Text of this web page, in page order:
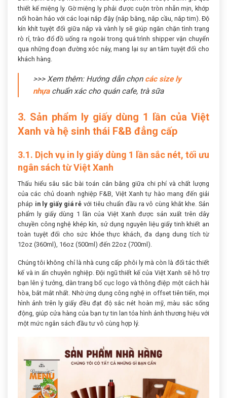
thiết kế miệng ly. Gờ miệng ly phải được cuộn tròn nhẵn mịn, khớp
nối hoàn hảo với các loại nắp đậy (nắp bằng, nắp cầu, nắp tim). Độ
kín khít tuyệt đối giữa nắp và vành ly sẽ giúp ngăn chặn tình trạng
rò rỉ, trào đổ đồ uống ra ngoài trong quá trình shipper vận chuyển
qua những đoạn đường xóc nảy, mang lại sự an tâm tuyệt đối cho
khách hàng.
>>> Xem thêm: Hướng dẫn chọn các size ly
nhựachuẩn xác cho quán cafe, trà sữa
3. Sản phẩm ly giấy dùng 1 lần của Việt
Xanh và hệ sinh thái F&B đẳng cấp
3.1. Dịch vụ in ly giấy dùng 1 lần sắc nét, tối ưu
ngân sách từ Việt Xanh
Thấu hiểu sâu sắc bài toán cân bằng giữa chi phí và chất lượng
của các chủ doanh nghiệp F&B, Việt Xanh tự hào mang đến giải
pháp in ly giấy giá rẻ với tiêu chuẩn đầu ra vô cùng khắt khe. Sản
phẩm ly giấy dùng 1 lần của Việt Xanh được sản xuất trên dây
chuyền công nghệ khép kín, sử dụng nguyên liệu giấy tinh khiết an
toàn tuyệt đối cho sức khỏe thực khách, đa dạng dung tích từ
12oz (360ml), 16oz (500ml) đến 22oz (700ml).
Chúng tôi không chỉ là nhà cung cấp phôi ly mà còn là đối tác thiết
kế và in ấn chuyên nghiệp. Đội ngũ thiết kế của Việt Xanh sẽ hỗ trợ
bạn lên ý tưởng, dàn trang bố cục logo và thông điệp một cách hài
hòa, bắt mắt nhất. Nhờ ứng dụng công nghệ in offset tiên tiến, mọi
hình ảnh trên ly giấy đều đạt độ sắc nét hoàn mỹ, màu sắc sống
động, giúp cửa hàng của bạn tự tin lan tỏa hình ảnh thương hiệu với
một mức ngân sách đầu tư vô cùng hợp lý.